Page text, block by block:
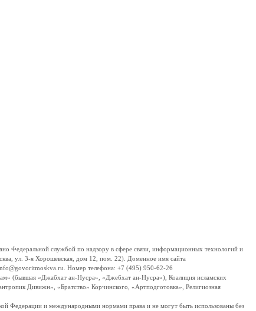
службой по надзору в сфере связи, информационных технологий и
ул. 3-я Хорошевская, дом 12, пом. 22). Доменное имя сайта
Номер телефона: +7 (495) 950-62-26
(бывшая «Джабхат ан-Нусра», «Джебхат ан-Нусра»), Коалиция исламских
Дивижн», «Братство» Корчинского, «Артподготовка», Религиозная
Федерации и международными нормами права и не могут быть использованы без